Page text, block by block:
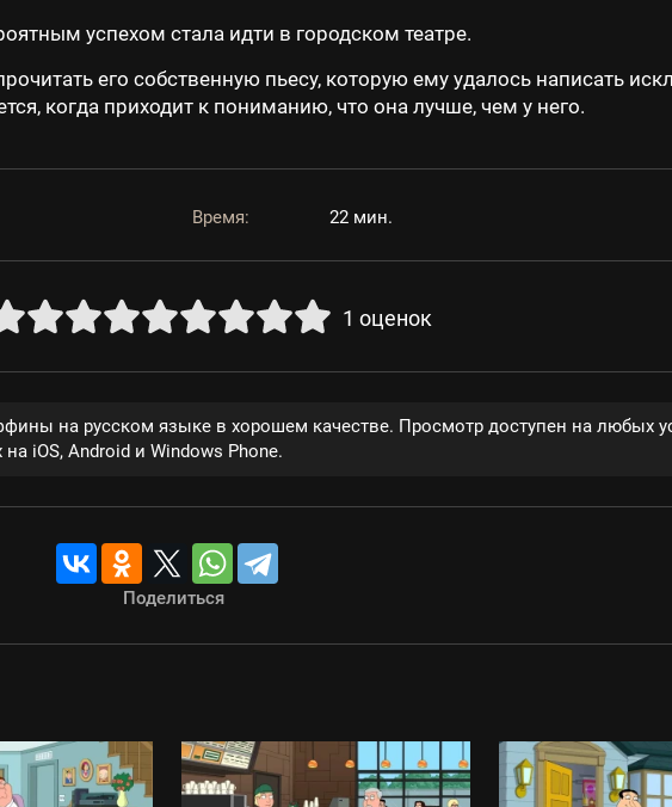
успехом стала идти в городском театре.
его собственную пьесу, которую ему удалось написать
когда приходит к пониманию, что она лучше, чем у него.
Время: 22 мин.
1 оценок
на русском языке в хорошем качестве. Просмотр доступен на любых
iOS, Android и Windows Phone.
Поделиться